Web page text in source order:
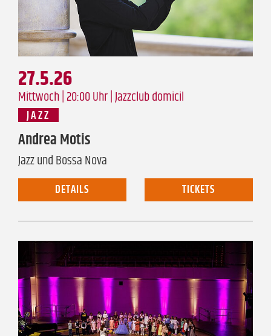
Andrea Motis
27.5.26
Mittwoch | 20:00 Uhr |Jazzclub domicil
JAZZ
Jazz und Bossa Nova
DETAILS TICKETS